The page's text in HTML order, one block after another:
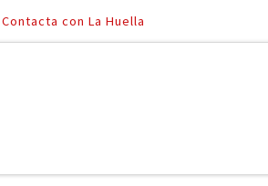
Contacta con La Huella